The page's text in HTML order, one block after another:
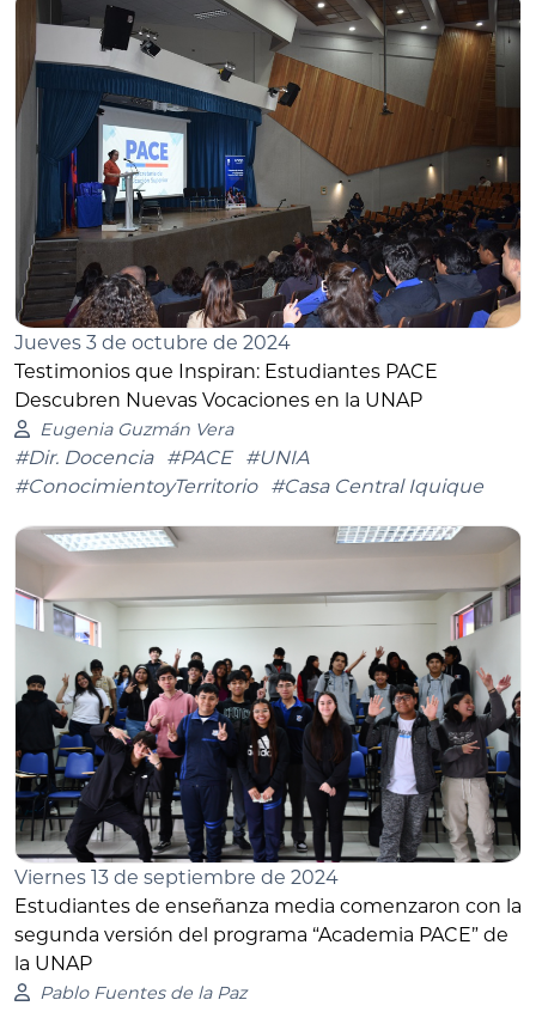
Jueves 3 de octubre de 2024
Testimonios que Inspiran: Estudiantes PACE
Descubren Nuevas Vocaciones en la UNAP
Eugenia Guzmán Vera
#Dir. Docencia #PACE
#UNIA
#ConocimientoyTerritorio
#Casa Central Iquique
Viernes 13 de septiembre de 2024
Estudiantes de enseñanza media comenzaron con la
segunda versión del programa “Academia PACE” de
la UNAP
Pablo Fuentes de la Paz